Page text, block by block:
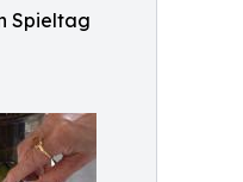
Spieltag